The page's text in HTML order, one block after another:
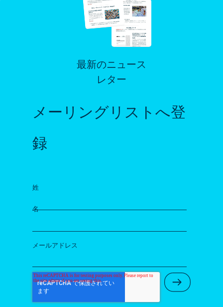
メーリングリストへ登
録
姓
名
メールアドレス
Submit
最新のニュース
レター